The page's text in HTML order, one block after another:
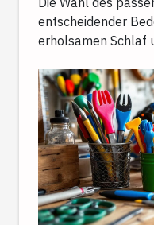
entscheidender
erholsamen Schlaf